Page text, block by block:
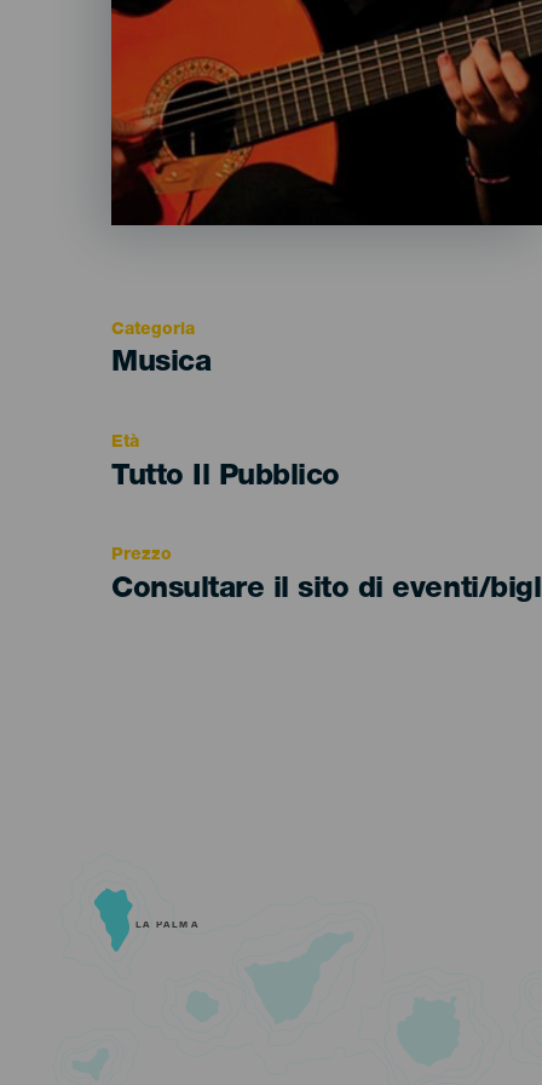
Categoria
Categoría
Musica
Età
Edad
Tutto Il Pubblico
Prezzo
Consultare il sito di eventi/
LA PALMA